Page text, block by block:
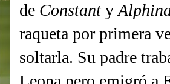
de Constanty
raqueta por primera
soltarla. Su padre